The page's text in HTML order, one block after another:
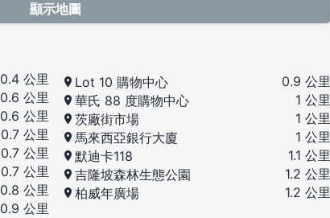
顯示地圖
0.4 公里
0.6 公里
0.6 公里
0.7 公里
0.7 公里
0.7 公里
0.8 公里
0.9 公里
Lot 10 購物中心
0.9 公里
華氏 88 度購物中心
1 公里
茨廠街市場
1 公里
馬來西亞銀行大廈
1 公里
默迪卡118
1.1 公里
吉隆坡森林生態公園
1.2 公里
柏威年廣場
1.2 公里